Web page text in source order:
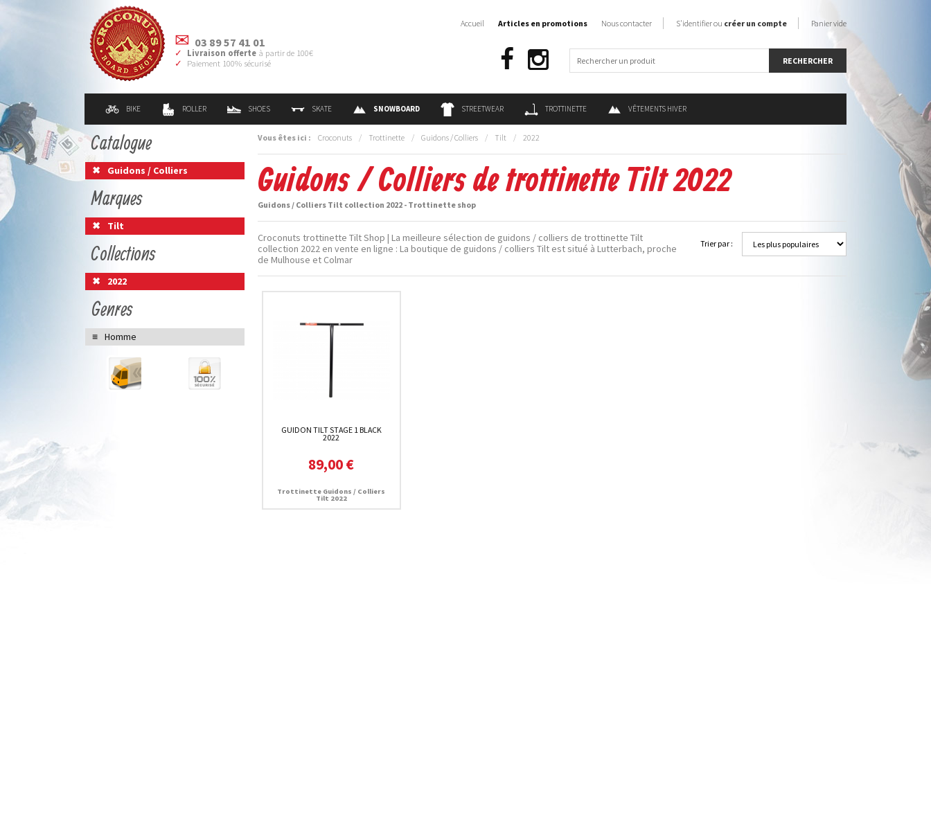
03 89 57 41 01
Livraison offerte à partir de 100€
Paiement 100% sécurisé
BIKE ROLLER SHOES SKATE SNOWBOARD STREETWEAR TROTTINETTE VÊTEMENTS HIVER
Accueil Articles en promotions Nous contacter S'identifier ou créer un compte Panier vide
Vous êtes ici : Croconuts / Trottinette / Guidons / Colliers / Tilt / 2022
Guidons / Colliers de trottinette Tilt 2022
Guidons / Colliers Tilt collection 2022 - Trottinette shop
Trier par :
Croconuts trottinette Tilt Shop | La meilleure sélection de guidons / colliers de trottinette Tilt
collection 2022 en vente en ligne : La boutique de guidons / colliers Tilt est situé à Lutterbach, proche
de Mulhouse et Colmar
GUIDON TILT STAGE 1 BLACK
2022
89,00 €
Trottinette Guidons / Colliers
Tilt 2022
Catalogue
Guidons / Colliers
Marques
Tilt
Collections
2022
Genres
Homme